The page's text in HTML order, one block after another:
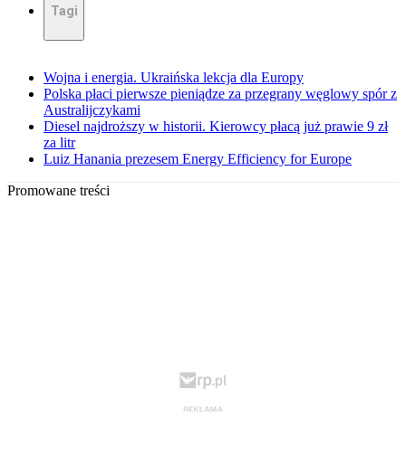
Tagi
Wojna i energia. Ukraińska lekcja dla Europy
Polska płaci pierwsze pieniądze za przegrany węglowy spór z
Australijczykami
Diesel najdroższy w historii. Kierowcy płacą już prawie 9 zł
za litr
Luiz Hanania prezesem Energy Efficiency for Europe
Promowane treści